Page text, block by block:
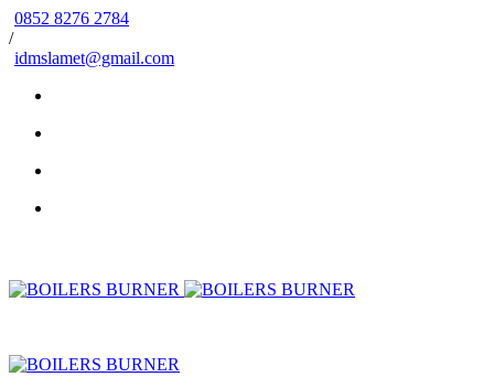
0852 8276 2784
/
idmslamet@gmail.com